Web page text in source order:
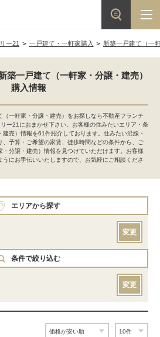
ー21 一戸建て・一軒家購入 新築一戸建て（一
築一戸建て（一軒家・分譲・建売）
購入情報
一軒家・分譲・建売）をお探しなら不動産フランチ
ー21におまかせ下さい。お客様の住みたいエリア・条
売）情報を61件紹介しております。住みたい沿線・
予算・ご希望の家賃、徒歩時間などの条件から、ご
分譲・建売）情報を見つけていただけます。お客様
にお手伝いいたしますので、お気軽にご相談くださ
エリアから探す
変更
条件で絞り込む
変更